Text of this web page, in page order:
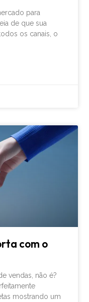
para
de que sua
os canais, o
com o
vendas, não é?
mostrando um